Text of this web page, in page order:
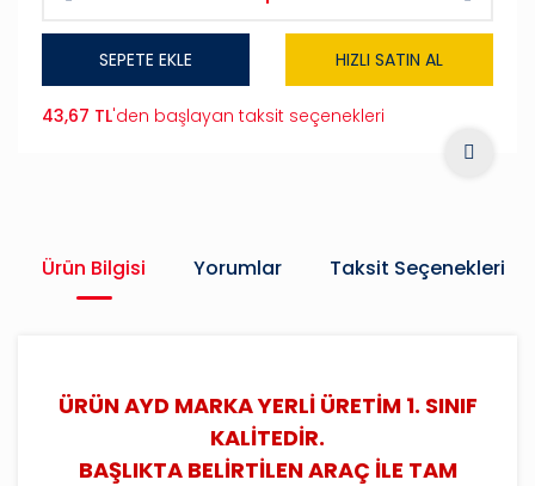
SEPETE EKLE HIZLI SATIN AL
43,67 TL'den başlayan taksit seçenekleri
Ürün Bilgisi Yorumlar Taksit Seçenekleri
ÜRÜN AYD MARKA YERLİ ÜRETİM 1. SINIF
KALİTEDİR.
BAŞLIKTA BELİRTİLEN ARAÇ İLE TAM